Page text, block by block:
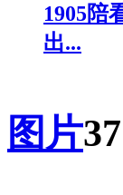
1905陪
出...
图片37